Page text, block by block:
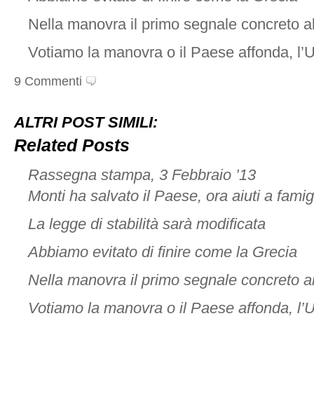
Nella manovra il primo segnale concreto
Votiamo la manovra o il Paese affonda,
9 Commenti
ALTRI POST SIMILI:
Related Posts
Rassegna stampa, 3 Febbraio ’13
Monti ha salvato il Paese, ora aiuti a
La legge di stabilità sarà modificata
Abbiamo evitato di finire come la Grecia
Nella manovra il primo segnale concreto
Votiamo la manovra o il Paese affonda,